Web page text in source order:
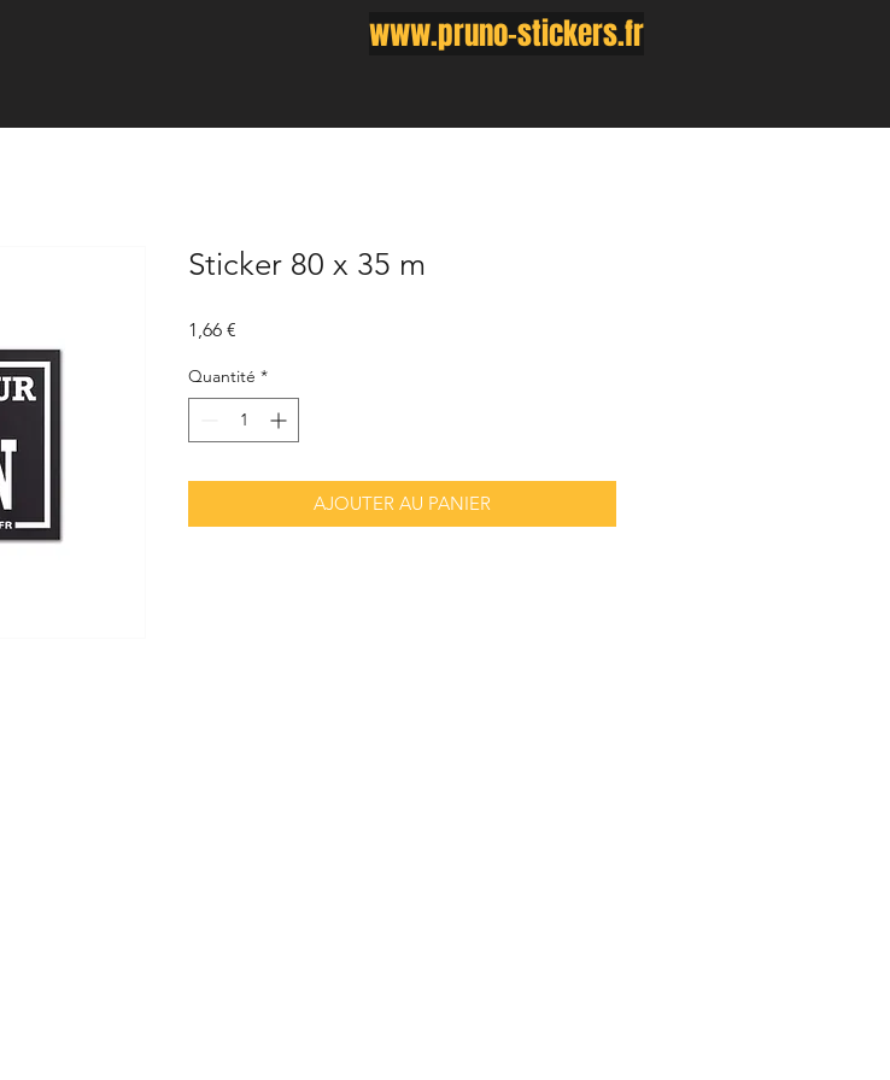
Sticker 80 x 35 m
1,66 €
Quantité *
AJOUTER AU PANIER
www.pruno-stickers.fr